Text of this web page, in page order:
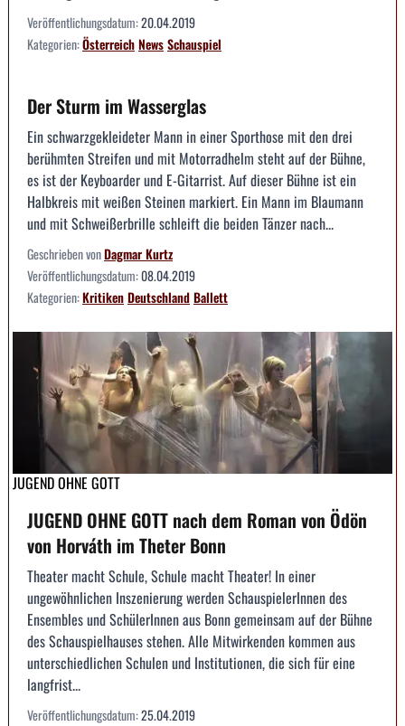
Veröffentlichungsdatum:20.04.2019
Kategorien:ÖsterreichNewsSchauspiel
Der Sturm im Wasserglas
Ein schwarzgekleideter Mann in einer Sporthose mit den drei
berühmten Streifen und mit Motorradhelm steht auf der Bühne,
es ist der Keyboarder und E-Gitarrist. Auf dieser Bühne ist ein
Halbkreis mit weißen Steinen markiert. Ein Mann im Blaumann
und mit Schweißerbrille schleift die beiden Tänzer nach...
Geschrieben vonDagmar Kurtz
Veröffentlichungsdatum:08.04.2019
Kategorien:KritikenDeutschlandBallett
JUGEND OHNE GOTT
JUGEND OHNE GOTT nach dem Roman von Ödön
von Horváth im Theter Bonn
Theater macht Schule, Schule macht Theater! In einer
ungewöhnlichen Inszenierung werden SchauspielerInnen des
Ensembles und SchülerInnen aus Bonn gemeinsam auf der Bühne
des Schauspielhauses stehen. Alle Mitwirkenden kommen aus
unterschiedlichen Schulen und Institutionen, die sich für eine
langfrist...
Veröffentlichungsdatum:25.04.2019